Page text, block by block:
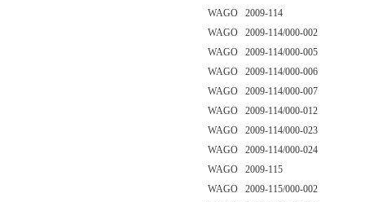
WAGO 2009-114
WAGO 2009-114/000-002
WAGO 2009-114/000-005
WAGO 2009-114/000-006
WAGO 2009-114/000-007
WAGO 2009-114/000-012
WAGO 2009-114/000-023
WAGO 2009-114/000-024
WAGO 2009-115
WAGO 2009-115/000-002